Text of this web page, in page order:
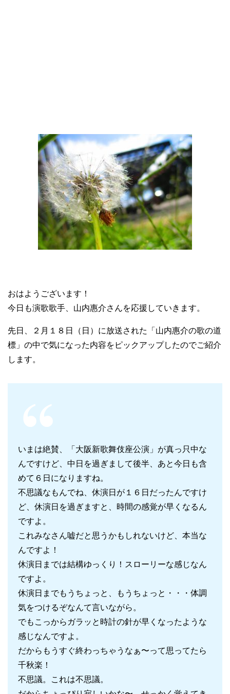
おはようございます！
今日も演歌歌手、山内惠介さんを応援していきます。
先日、２月１８日（日）に放送された「山内惠介の歌の道
標」の中で気になった内容をピックアップしたのでご紹介
します。
いまは絶賛、「大阪新歌舞伎座公演」が真っ只中な
んですけど、中日を過ぎまして後半、あと今日も含
めて６日になりますね。
不思議なもんでね、休演日が１６日だったんですけ
ど、休演日を過ぎますと、時間の感覚が早くなるん
ですよ。
これみなさん嘘だと思うかもしれないけど、本当な
んですよ！
休演日までは結構ゆっくり！スローリーな感じなん
ですよ。
休演日までもうちょっと、もうちょっと・・・体調
気をつけるぞなんて言いながら。
でもこっからガラッと時計の針が早くなったような
感じなんですよ。
だからもうすぐ終わっちゃうなぁ〜って思ってたら
千秋楽！
不思議。これは不思議。